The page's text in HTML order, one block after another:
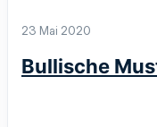
:
23 Mai 2020
Bullische